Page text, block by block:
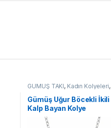
GÜMÜŞ TAKI, Kadın Kolyeleri,
Kalpli Kolyeler
Gümüş Uğur Böcekli İkili
Kalp Bayan Kolye